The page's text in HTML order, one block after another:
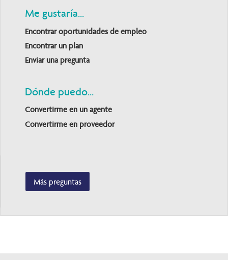
Me gustaría...
Encontrar oportunidades de empleo
Encontrar un plan
Enviar una pregunta
Dónde puedo...
Convertirme en un agente
Convertirme en proveedor
Más preguntas